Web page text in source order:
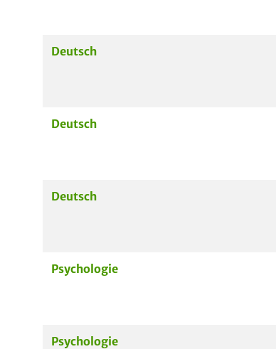
Deutsch
Deutsch
Deutsch
Psychologie
Psychologie